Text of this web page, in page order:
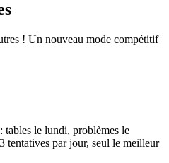
! Un nouveau mode compétitif
tables le lundi, problèmes le
par jour, seul le meilleur